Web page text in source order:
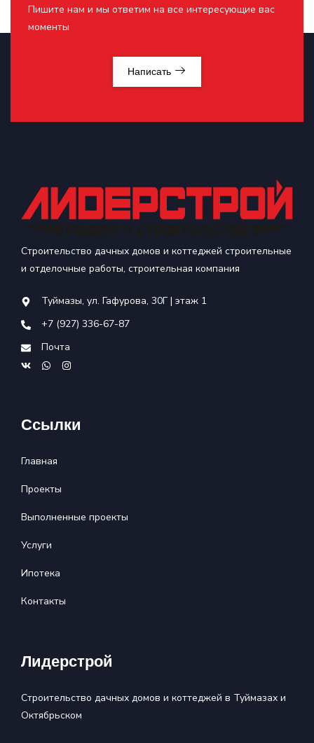
Пишите нам и мы ответим на все интересующие вас
моменты
Написать
Строительство дачных домов и коттеджей строительные
и отделочные работы, строительная компания
Туймазы, ул. Гафурова, 30Г | этаж 1
+7 (927) 336-67-87
Почта
Ссылки
Главная
Проекты
Выполненные проекты
Услуги
Ипотека
Контакты
Лидерстрой
Строительство дачных домов и коттеджей в Туймазах и
Октябрьском